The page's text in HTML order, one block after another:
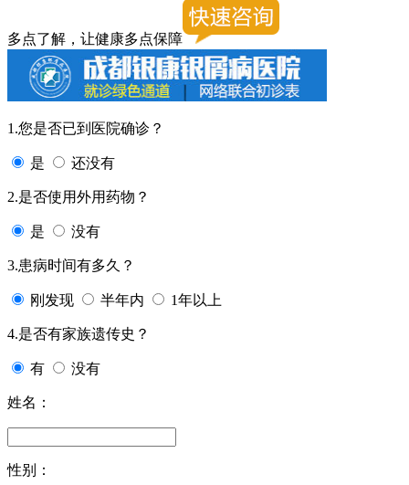
多点了解，让健康多点保障
1.您是否已到医院确诊？
是 还没有
2.是否使用外用药物？
是 没有
3.患病时间有多久？
刚发现 半年内 1年以上
4.是否有家族遗传史？
有 没有
姓名：
性别：